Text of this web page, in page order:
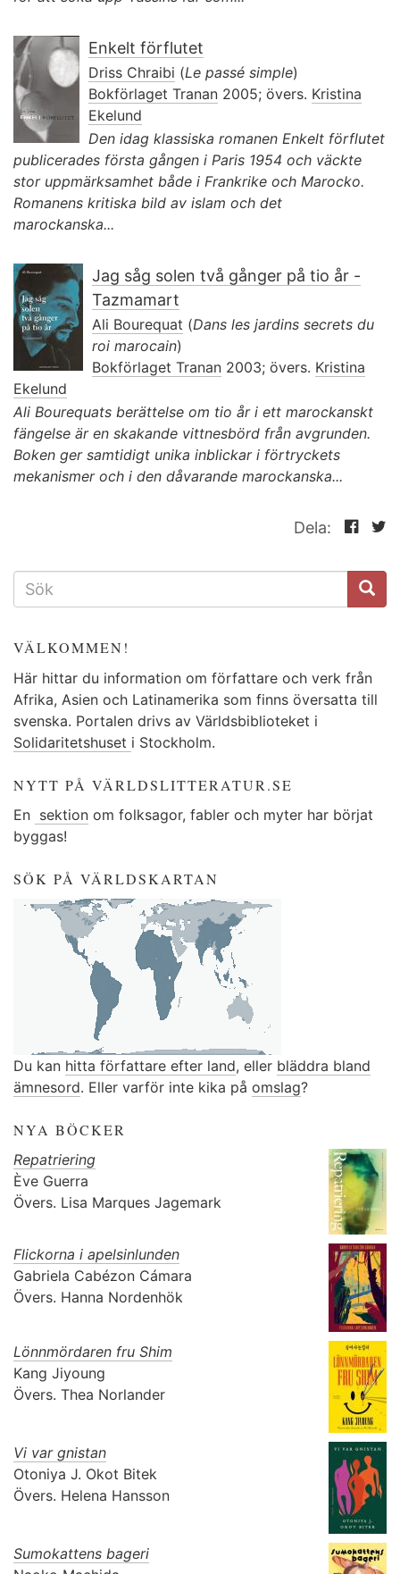
Enkelt förflutet
Driss Chraibi (Le passé simple)
Bokförlaget Tranan 2005; övers. Kristina
Ekelund
Den idag klassiska romanen Enkelt förflutet
publicerades första gången i Paris 1954 och väckte
stor uppmärksamhet både i Frankrike och Marocko.
Romanens kritiska bild av islam och det
marockanska...
Jag såg solen två gånger på tio år -
Tazmamart
Ali Bourequat (Dans les jardins secrets du
roi marocain)
Bokförlaget Tranan 2003; övers. Kristina
Ekelund
Ali Bourequats berättelse om tio år i ett marockanskt
fängelse är en skakande vittnesbörd från avgrunden.
Boken ger samtidigt unika inblickar i förtryckets
mekanismer och i den dåvarande marockanska...
Dela:
SÖKFORMULÄR
VÄLKOMMEN!
Här hittar du information om författare och verk från
Afrika, Asien och Latinamerika som finns översatta till
svenska. Portalen drivs av Världsbiblioteket i
Solidaritetshuset i Stockholm.
NYTT PÅ VÄRLDSLITTERATUR.SE
En sektion om folksagor, fabler och myter har börjat
byggas!
SÖK PÅ VÄRLDSKARTAN
Du kan hitta författare efter land, eller bläddra bland
ämnesord. Eller varför inte kika på omslag?
NYA BÖCKER
Repatriering
Ève Guerra
Övers. Lisa Marques Jagemark
Flickorna i apelsinlunden
Gabriela Cabézon Cámara
Övers. Hanna Nordenhök
Lönnmördaren fru Shim
Kang Jiyoung
Övers. Thea Norlander
Vi var gnistan
Otoniya J. Okot Bitek
Övers. Helena Hansson
Sumokattens bageri